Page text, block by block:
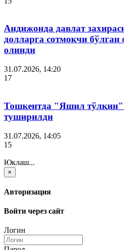
Андижонда давлат
долларга сотмоқчи
олинди
31.07.2026, 14:20
17
Тошкентда "Яшил тўлқин"
туширилди
31.07.2026, 14:05
15
Юклаш...
×
Авторизация
Войти через сайт
Логин